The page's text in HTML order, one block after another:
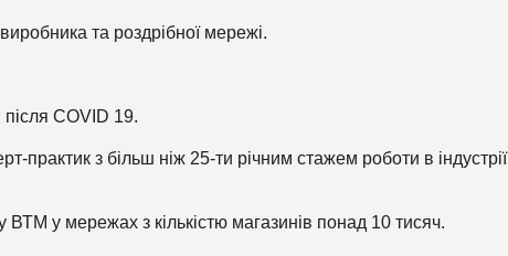
та роздрібної мережі.
COVID 19.
практик з більш ніж 25-ти річним стажем роботи в індустрії
ВТМ у мережах з кількістю магазинів понад 10 тисяч.